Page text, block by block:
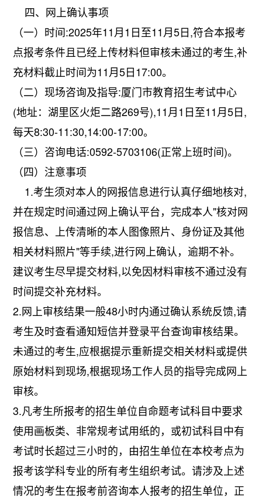
四、网上确认事项
（一）时间:2025年11月1日至11月5日,符合本报考
点报考条件且已经上传材料但审核未通过的考生,补
充材料截止时间为11月5日17:00。
（二）现场咨询及指导:厦门市教育招生考试中心
(地址：湖里区火炬二路269号),11月1日至11月5日,
每天8:30-11:30,14:00-17:00。
（三）咨询电话:0592-5703106(正常上班时间)。
（四）注意事项
1.考生须对本人的网报信息进行认真仔细地核对,
并在规定时间通过网上确认平台，完成本人"核对网
报信息、上传清晰的本人图像照片、身份证及其他
相关材料照片"等手续,进行网上确认，逾期不补。
建议考生尽早提交材料,以免因材料审核不通过没有
时间提交补充材料。
2.网上审核结果一般48小时内通过确认系统反馈,请
考生及时查看通知短信并登录平台查询审核结果。
未通过的考生,应根据提示重新提交相关材料或提供
原始材料到现场,根据现场工作人员的指导完成网上
审核。
3.凡考生所报考的招生单位自命题考试科目中要求
使用画板类、非常规考试用纸的，或初试科目中有
考试时长超过三小时的，由招生单位在本校考点为
报考该学科专业的所有考生组织考试。请涉及上述
情况的考生在报考前咨询本人报考的招生单位，正